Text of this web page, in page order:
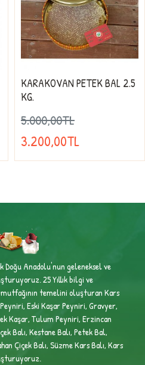
KARAKOVAN PETEK BAL 2.5
KG.
5.000,00TL
3.200,00TL
Anadolu'nun geleneksel ve
25 Yıllık bilgi ve
temelini oluşturan Kars
Eski Kaşar Peyniri, Gravyer,
Kaşar, Tulum Peyniri, Erzincan
Balı, Kestane Balı, Petek Bal,
Çiçek Balı, Süzme Kars Balı, Kars